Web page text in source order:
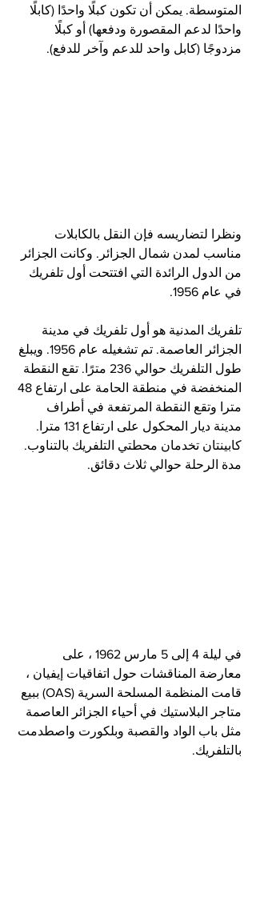
المتوسطة. يمكن أن تكون كبلًا واحدًا (كابلًا
واحدًا لدعم المقصورة ودفعها) أو كبلًا
مزدوجًا (كابل واحد للدعم وآخر للدفع).
ونظرا لتضاريسه فإن النقل بالكابلات
مناسب لمدن شمال الجزائر. وكانت الجزائر
من الدول الرائدة التي افتتحت أول تلفريك
في عام 1956.
تلفريك المدنية هو أول تلفريك في مدينة
الجزائر العاصمة. تم تشغيله عام 1956. ويبلغ
طول التلفريك حوالي 236 مترًا. تقع النقطة
مترا وتقع النقطة المرتفعة في أطراف
مدينة ديار المحكول على ارتفاع 131 مترا.
كابينتان تخدمان محطتي التلفريك بالتناوب.
مدة الرحلة حوالي ثلاث دقائق.
في ليلة 4 إلى 5 مارس 1962 ، على
معارضة المناقشات حول اتفاقيات إيفيان ،
قامت المنظمة المسلحة السرية (OAS) ببيع
متاجر البلاستيك في أحياء الجزائر العاصمة
مثل باب الواد والقصبة وبلكورت واصطدمت
بالتلفريك.